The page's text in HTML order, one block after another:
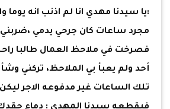
:يا سيدنا مهدي انا لم اذنب انه يوما
مجرد ساعات كان جرحي يدمي
فصرخت في ملاحظ العمال طالبا
أحد ولم يعبأ بي الملاحظ، تركني
تلك الساعات غير مدفوعه الاجر